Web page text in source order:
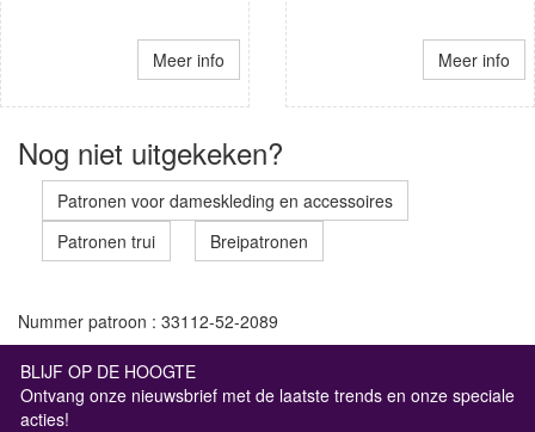
Meer info Meer info
Nog niet uitgekeken?
Patronen voor dameskleding en accessoires
Patronen trui
Breipatronen
Nummer patroon : 33112-52-2089
BLIJF OP DE HOOGTE
Ontvang onze nieuwsbrief met de laatste trends en onze speciale
acties!